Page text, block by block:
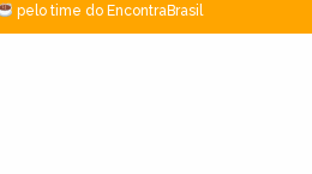
pelo time do EncontraBrasil